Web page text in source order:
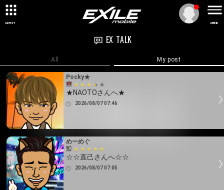
ARTIST MENU
EX TALK
All My post
Pocky★
★NAOTOさんへ★
2026/08/07 07:46
めーめぐ
☆☆直己さんへ☆☆
2026/08/07 07:05